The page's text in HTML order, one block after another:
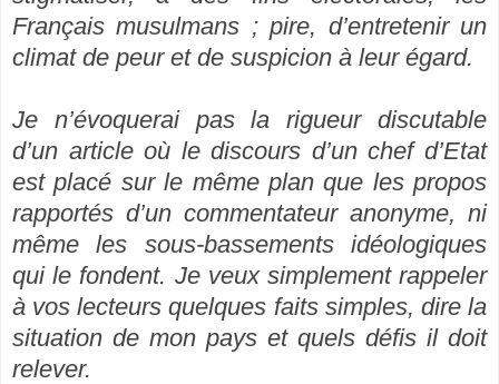
Français musulmans ; pire, d’entretenir un
climat de peur et de suspicion à leur égard.
Je n’évoquerai pas la rigueur discutable
d’un article où le discours d’un chef d’Etat
est placé sur le même plan que les propos
rapportés d’un commentateur anonyme, ni
même les sous-bassements idéologiques
qui le fondent. Je veux simplement rappeler
à vos lecteurs quelques faits simples, dire la
situation de mon pays et quels défis il doit
relever.